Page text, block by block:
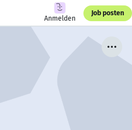
Anmelden
Job posten